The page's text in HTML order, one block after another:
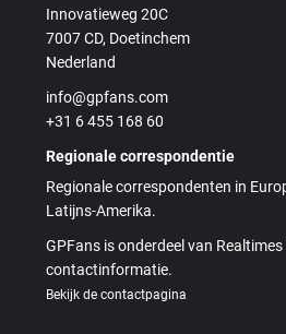
Innovatieweg 20C
7007 CD, Doetinchem
Nederland
info@gpfans.com
+31 6 455 168 60
Regionale correspondentie
Regionale correspondenten in
Latijns-Amerika.
GPFans is onderdeel van
contactinformatie.
Bekijk de contactpagina